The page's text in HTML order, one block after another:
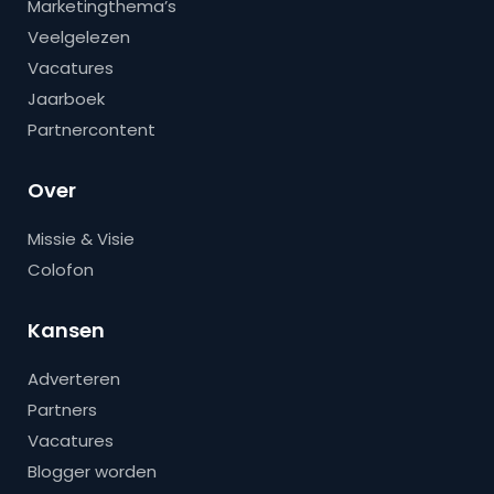
Marketingthema’s
Veelgelezen
Vacatures
Jaarboek
Partnercontent
Over
Missie & Visie
Colofon
Kansen
Adverteren
Partners
Vacatures
Blogger worden